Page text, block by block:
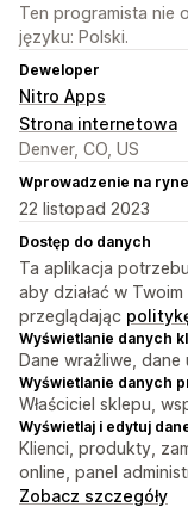
Ten programista nie
języku: Polski.
Deweloper
Nitro Apps
Strona internetowa
Denver, CO, US
Wprowadzenie na
22 listopad 2023
Dostęp do danych
Ta aplikacja
aby działać w
przeglądając
Wyświetlanie danych
Dane wrażliwe,
Wyświetlanie danych
Właściciel sklepu,
Wyświetlaj i edytuj
Klienci, produkty,
online, panel
Zobacz szczegóły